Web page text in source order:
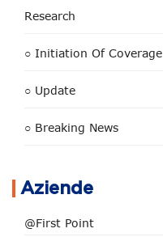
Research
○ Initiation Of Coverage
○ Update
○ Breaking News
Aziende
@First Point